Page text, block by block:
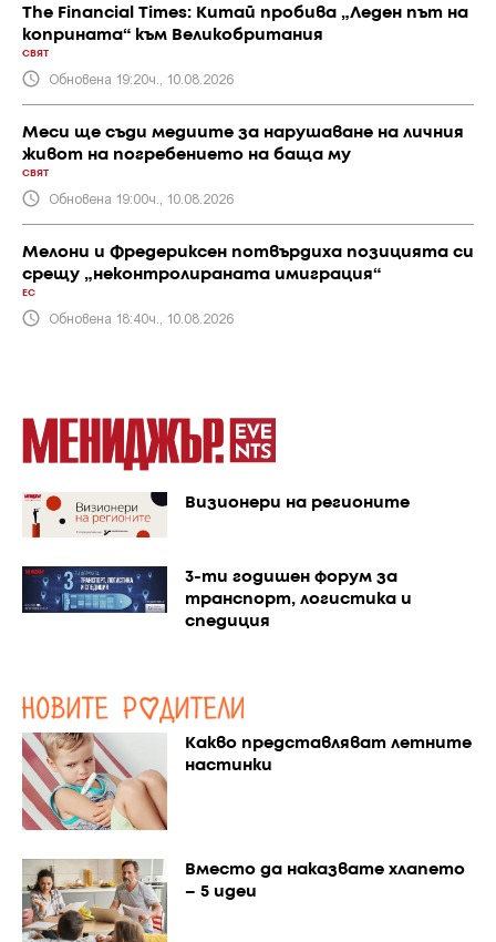
The Financial Times: Китай пробива „Леден път на
коприната“ към Великобритания
СВЯТ
Обновена 19:20ч., 10.08.2026
Меси ще съди медиите за нарушаване на личния
живот на погребението на баща му
СВЯТ
Обновена 19:00ч., 10.08.2026
Мелони и Фредериксен потвърдиха позицията си
срещу „неконтролираната имиграция“
ЕС
Обновена 18:40ч., 10.08.2026
Визионери на регионите
3-ти годишен форум за
транспорт, логистика и
спедиция
Какво представляват летните
настинки
Вместо да наказвате хлапето
– 5 идеи